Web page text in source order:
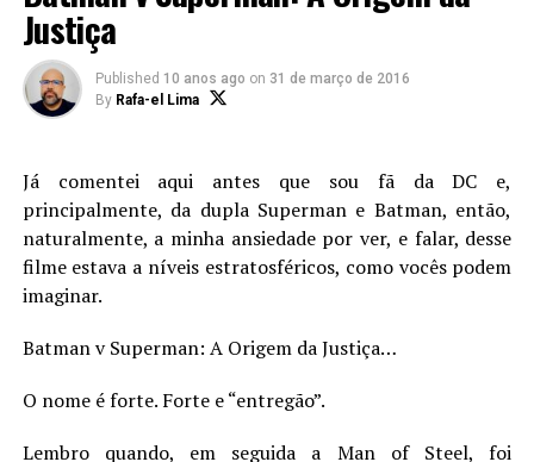
O sacrifício do Capitão Marvel em Reino do Amanhã
A aclamada Graphic Novel, Reino do Amanhã, escrita
é repleta de grandes momentos. Um dos momentos que
01 – Ozymandias (Watchmen)
personagens da antiga editora Charlton Comics, ele
apresentou uma das maiores historias já vista na 9° arte.
Justiça
Published 10 anos ago on 31 de março de 2016
By Rafa-el Lima
Já comentei aqui antes que sou fã da DC e,
principalmente, da dupla Superman e Batman, então,
naturalmente, a minha ansiedade por ver, e falar, desse
filme estava a níveis estratosféricos, como vocês podem
imaginar.
Batman v Superman: A Origem da Justiça…
O nome é forte. Forte e “entregão”.
Lembro quando, em seguida a Man of Steel, foi